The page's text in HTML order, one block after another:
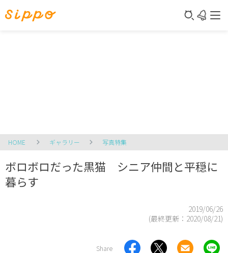
HOME ギャラリー 写真特集
ボロボロだった黒猫 シニア仲間と平穏に
暮らす
2019/06/26
(最終更新： 2020/08/21)
Share